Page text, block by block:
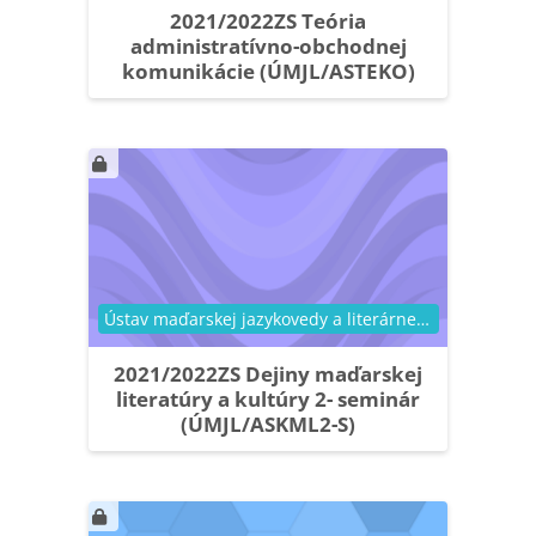
2021/2022ZS Teória
administratívno-obchodnej
komunikácie (ÚMJL/ASTEKO)
2021/2022ZS Dejiny maďarskej
literatúry a kultúry 2- seminár
(ÚMJL/ASKML2-S)
Kategória kurzu Ústav maďarskej jazykovedy a literárnej vedy